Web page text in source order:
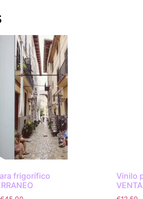
frigorífico
Vinilo